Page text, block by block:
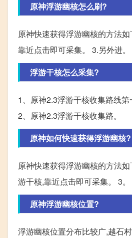
原神浮游幽核怎么刷?
原神快速获得浮游幽核的方法
靠近点击即可采集。 3.另外进。
浮游干核怎么采集?
1、原神2.3浮游干核收集路线
2、原神2.3浮游干核收集路。
原神如何快速获得浮游幽核?
原神快速获得浮游幽核的方法
游干核,靠近点击即可采集。 3。
原神浮游幽核位置?
浮游幽核位置分布比较广,越石